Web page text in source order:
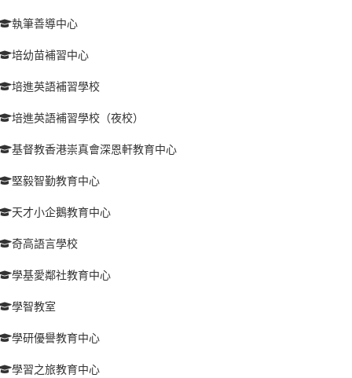
執筆善導中心
培幼苗補習中心
培進英語補習學校
培進英語補習學校（夜校）
基督教香港崇真會深恩軒教育中心
堅毅智勤教育中心
天才小企鵝教育中心
奇高語言學校
學基愛鄰社教育中心
學智教室
學研優譽教育中心
學習之旅教育中心